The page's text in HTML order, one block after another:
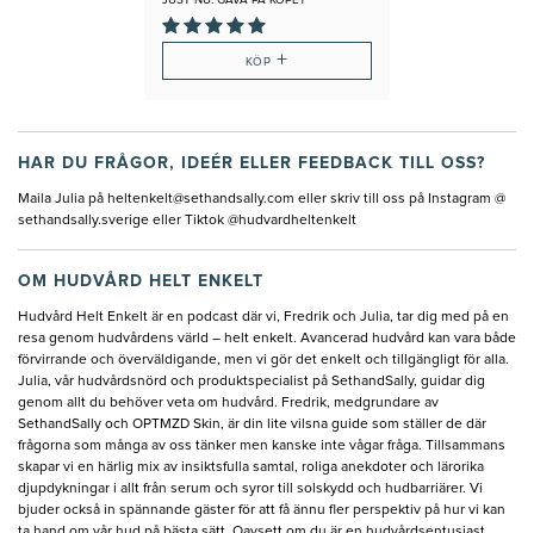
KÖP +
HAR DU FRÅGOR, IDEÉR ELLER FEEDBACK TILL OSS?
Maila Julia på heltenkelt@sethandsally.com eller skriv till oss på Instagram @
sethandsally.sverige eller Tiktok @hudvardheltenkelt
OM HUDVÅRD HELT ENKELT
Hudvård Helt Enkelt är en podcast där vi, Fredrik och Julia, tar dig med på en
resa genom hudvårdens värld – helt enkelt. Avancerad hudvård kan vara både
förvirrande och överväldigande, men vi gör det enkelt och tillgängligt för alla.
Julia, vår hudvårdsnörd och produktspecialist på SethandSally, guidar dig
genom allt du behöver veta om hudvård. Fredrik, medgrundare av
SethandSally och OPTMZD Skin, är din lite vilsna guide som ställer de där
frågorna som många av oss tänker men kanske inte vågar fråga. Tillsammans
skapar vi en härlig mix av insiktsfulla samtal, roliga anekdoter och lärorika
djupdykningar i allt från serum och syror till solskydd och hudbarriärer. Vi
bjuder också in spännande gäster för att få ännu fler perspektiv på hur vi kan